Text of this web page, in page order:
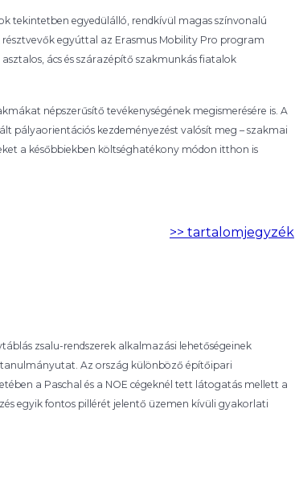
tekintetben egyedülálló, rendkívül magas színvonalú
egyúttal az Erasmus Mobility Pro program
ács és szárazépítő szakmunkás fiatalok
népszerűsítő tevékenységének megismerésére is. A
pályaorientációs kezdeményezést valósít meg – szakmai
a későbbiekben költséghatékony módon itthon is
>> tartalomjegyzék
zsalu-rendszerek alkalmazási lehetőségeinek
Az ország különböző építőipari
a Paschal és a NOE cégeknél tett látogatás mellett a
egyik fontos pillérét jelentő üzemen kívüli gyakorlati